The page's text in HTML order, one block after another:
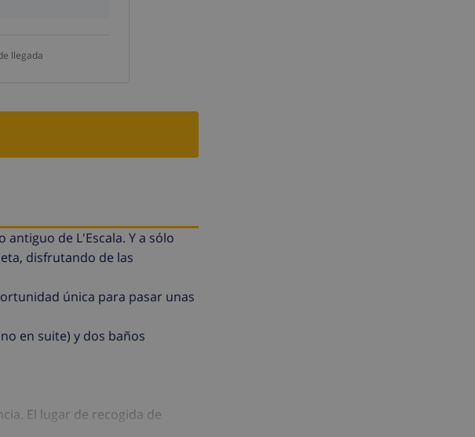
llegada
de L'Escala. Y a sólo
disfrutando de las
única para pasar unas
en suite) y dos baños
El lugar de recogida de